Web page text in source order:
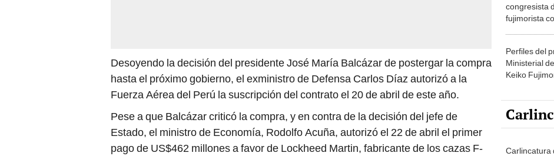
Desoyendo la decisión del presidente José María Balcázar de postergar la compra
hasta el próximo gobierno, el exministro de Defensa Carlos Díaz autorizó a la
Fuerza Aérea del Perú la suscripción del contrato el 20 de abril de este año.
Pese a que Balcázar criticó la compra, y en contra de la decisión del jefe de
Estado, el ministro de Economía, Rodolfo Acuña, autorizó el 22 de abril el primer
pago de US$462 millones a favor de Lockheed Martin, fabricante de los cazas F-
congresista
fujimorista
Perfiles del
Ministerial
Keiko
Carlincatura